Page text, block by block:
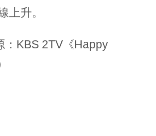
上升。
：KBS 2TV《Happy